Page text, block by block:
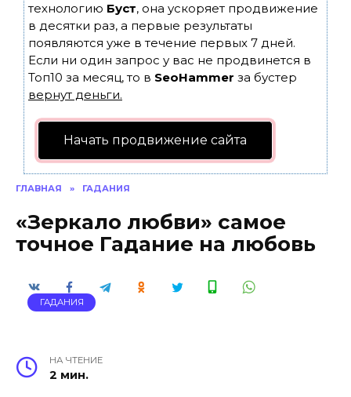
технологию Буст, она ускоряет продвижение
в десятки раз, а первые результаты
появляются уже в течение первых 7 дней.
Если ни один запрос у вас не продвинется в
Топ10 за месяц, то в SeoHammer за бустер
вернут деньги.
Начать продвижение сайта
ГЛАВНАЯ » ГАДАНИЯ
«Зеркало любви» самое
точное Гадание на любовь
ГАДАНИЯ
НА ЧТЕНИЕ
2 мин.